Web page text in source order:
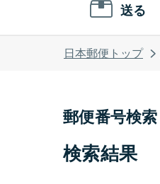
送る
日本郵便トップ
郵便番号検索
検索結果